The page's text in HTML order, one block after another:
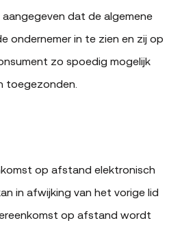
dat de algemene
ondernemer in te zien en zij op
zo spoedig mogelijk
toegezonden.
op afstand elektronisch
in afwijking van het vorige lid
op afstand wordt